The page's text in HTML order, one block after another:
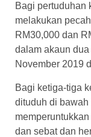
Bagi pertuduhan
melakukan
RM30,000 dan
dalam akaun
November 2019
Bagi ketiga-tiga
dituduh di
dan sebat dan